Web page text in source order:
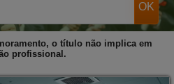
OK
o título não implica em
profissional.